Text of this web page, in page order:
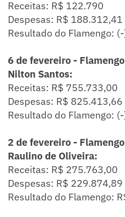
Receitas: R$ 122.790
Despesas: R$ 188.312,41
Resultado do Flamengo:
6 de fevereiro -
Nilton Santos:
Receitas: R$ 755.733,00
Despesas: R$ 825.413,66
Resultado do Flamengo:
2 de fevereiro -
Raulino de Oliveira:
Receitas: R$ 275.763,00
Despesas: R$ 229.874,89
Resultado do Flamengo: